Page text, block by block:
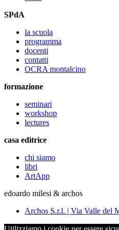
SPdA
la scuola
programma
docenti
contatti
OCRA montalcino
formazione
seminari
workshop
lectures
casa editrice
chi siamo
libri
ArtApp
edoardo milesi & archos
Archos S.r.l. | Via Valle del